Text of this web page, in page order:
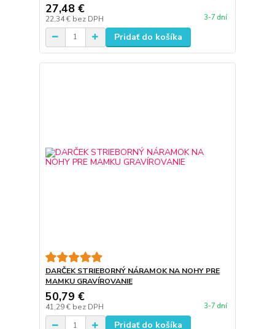
27,48 €
22,34 € bez DPH 3-7 dní
Pridať do košíka
DARČEK STRIEBORNÝ NÁRAMOK NA NOHY PRE
MAMKU GRAVÍROVANIE
50,79 €
41,29 € bez DPH 3-7 dní
Pridať do košíka